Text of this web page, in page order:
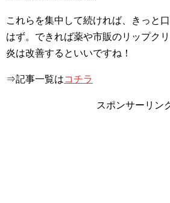
これらを集中して続ければ、きっと
はず。できれば薬や市販のリップク
炎は改善するといいですね！
⇒記事一覧はコチラ
スポンサーリン